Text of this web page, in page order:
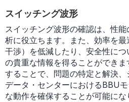
スイッチング波形
スイッチング波形の確認は、性
析に役立ちます。また、効率を
干渉）を低減したり、安全性に
の貴重な情報を得ることができ
することで、問題の特定と解決、
データ・センターにおけるBBU
な動作を確保することが可能にな